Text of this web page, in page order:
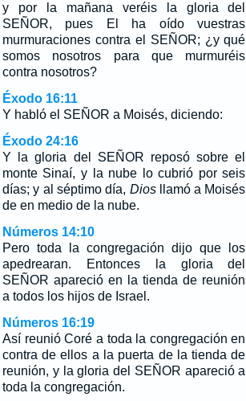
y por la mañana veréis la gloria del
SEÑOR, pues El ha oído vuestras
murmuraciones contra el SEÑOR; ¿y qué
somos nosotros para que murmuréis
contra nosotros?
Éxodo 16:11
Y habló el SEÑOR a Moisés, diciendo:
Éxodo 24:16
Y la gloria del SEÑOR reposó sobre el
monte Sinaí, y la nube lo cubrió por seis
días; y al séptimo día, Diosllamó a Moisés
de en medio de la nube.
Números 14:10
Pero toda la congregación dijo que los
apedrearan. Entonces la gloria del
SEÑOR apareció en la tienda de reunión
a todos los hijos de Israel.
Números 16:19
Así reunió Coré a toda la congregación en
contra de ellos a la puerta de la tienda de
reunión, y la gloria del SEÑOR apareció a
toda la congregación.